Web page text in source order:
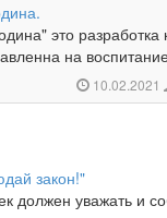
это разработка
на
10.02.2021
закон!"
должен уважать и